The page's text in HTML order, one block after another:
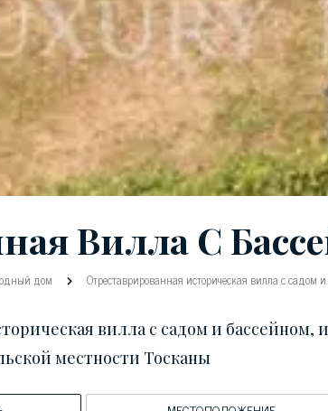
Вилла С
дом
Отреставрированная историческая вилла с
вилла с садом и бассейном,
местности Тосканы